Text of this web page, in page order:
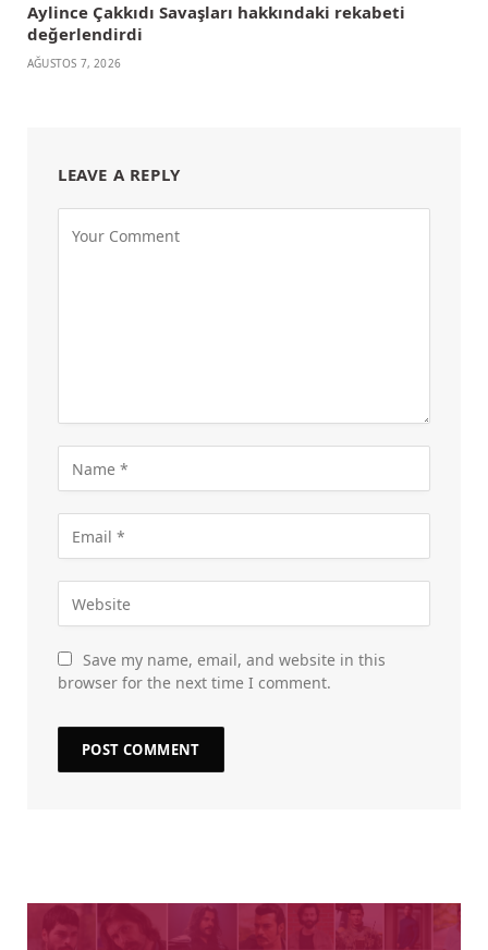
Aylince Çakkıdı Savaşları hakkındaki rekabeti
değerlendirdi
AĞUSTOS 7, 2026
LEAVE A REPLY
Save my name, email, and website in this
browser for the next time I comment.